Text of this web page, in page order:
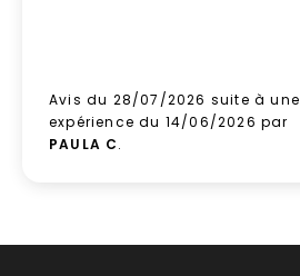
Avis du 28/07/2026 suite à une
expérience du 14/06/2026 par
PAULA C.